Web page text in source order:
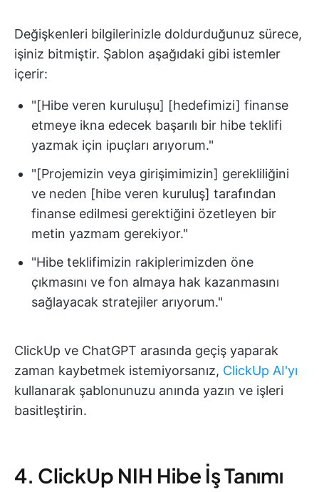
Değişkenleri bilgilerinizle doldurduğunuz sürece,
işiniz bitmiştir. Şablon aşağıdaki gibi istemler
içerir:
"[Hibe veren kuruluşu] [hedefimizi] finanse
etmeye ikna edecek başarılı bir hibe teklifi
yazmak için ipuçları arıyorum."
"[Projemizin veya girişimimizin] gerekliliğini
ve neden [hibe veren kuruluş] tarafından
finanse edilmesi gerektiğini özetleyen bir
metin yazmam gerekiyor."
"Hibe teklifimizin rakiplerimizden öne
çıkmasını ve fon almaya hak kazanmasını
sağlayacak stratejiler arıyorum."
ClickUp ve ChatGPT arasında geçiş yaparak
zaman kaybetmek istemiyorsanız, ClickUp AI'yı
kullanarak şablonunuzu anında yazın ve işleri
basitleştirin.
4. ClickUp NIH Hibe İş Tanımı